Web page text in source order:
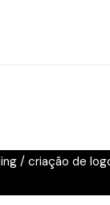
/ criação de